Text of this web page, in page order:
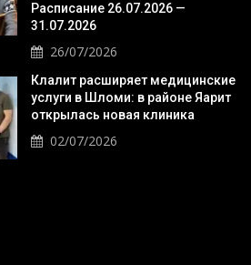
Расписание 26.07.2026 —
31.07.2026
26/07/2026
Клалит расширяет медицинские
услуги в Шломи: в районе Яарит
открылась новая клиника
02/07/2026